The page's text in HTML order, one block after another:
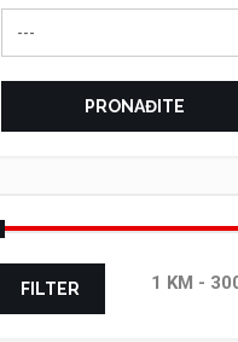
---
PRONAĐITE
FILTER